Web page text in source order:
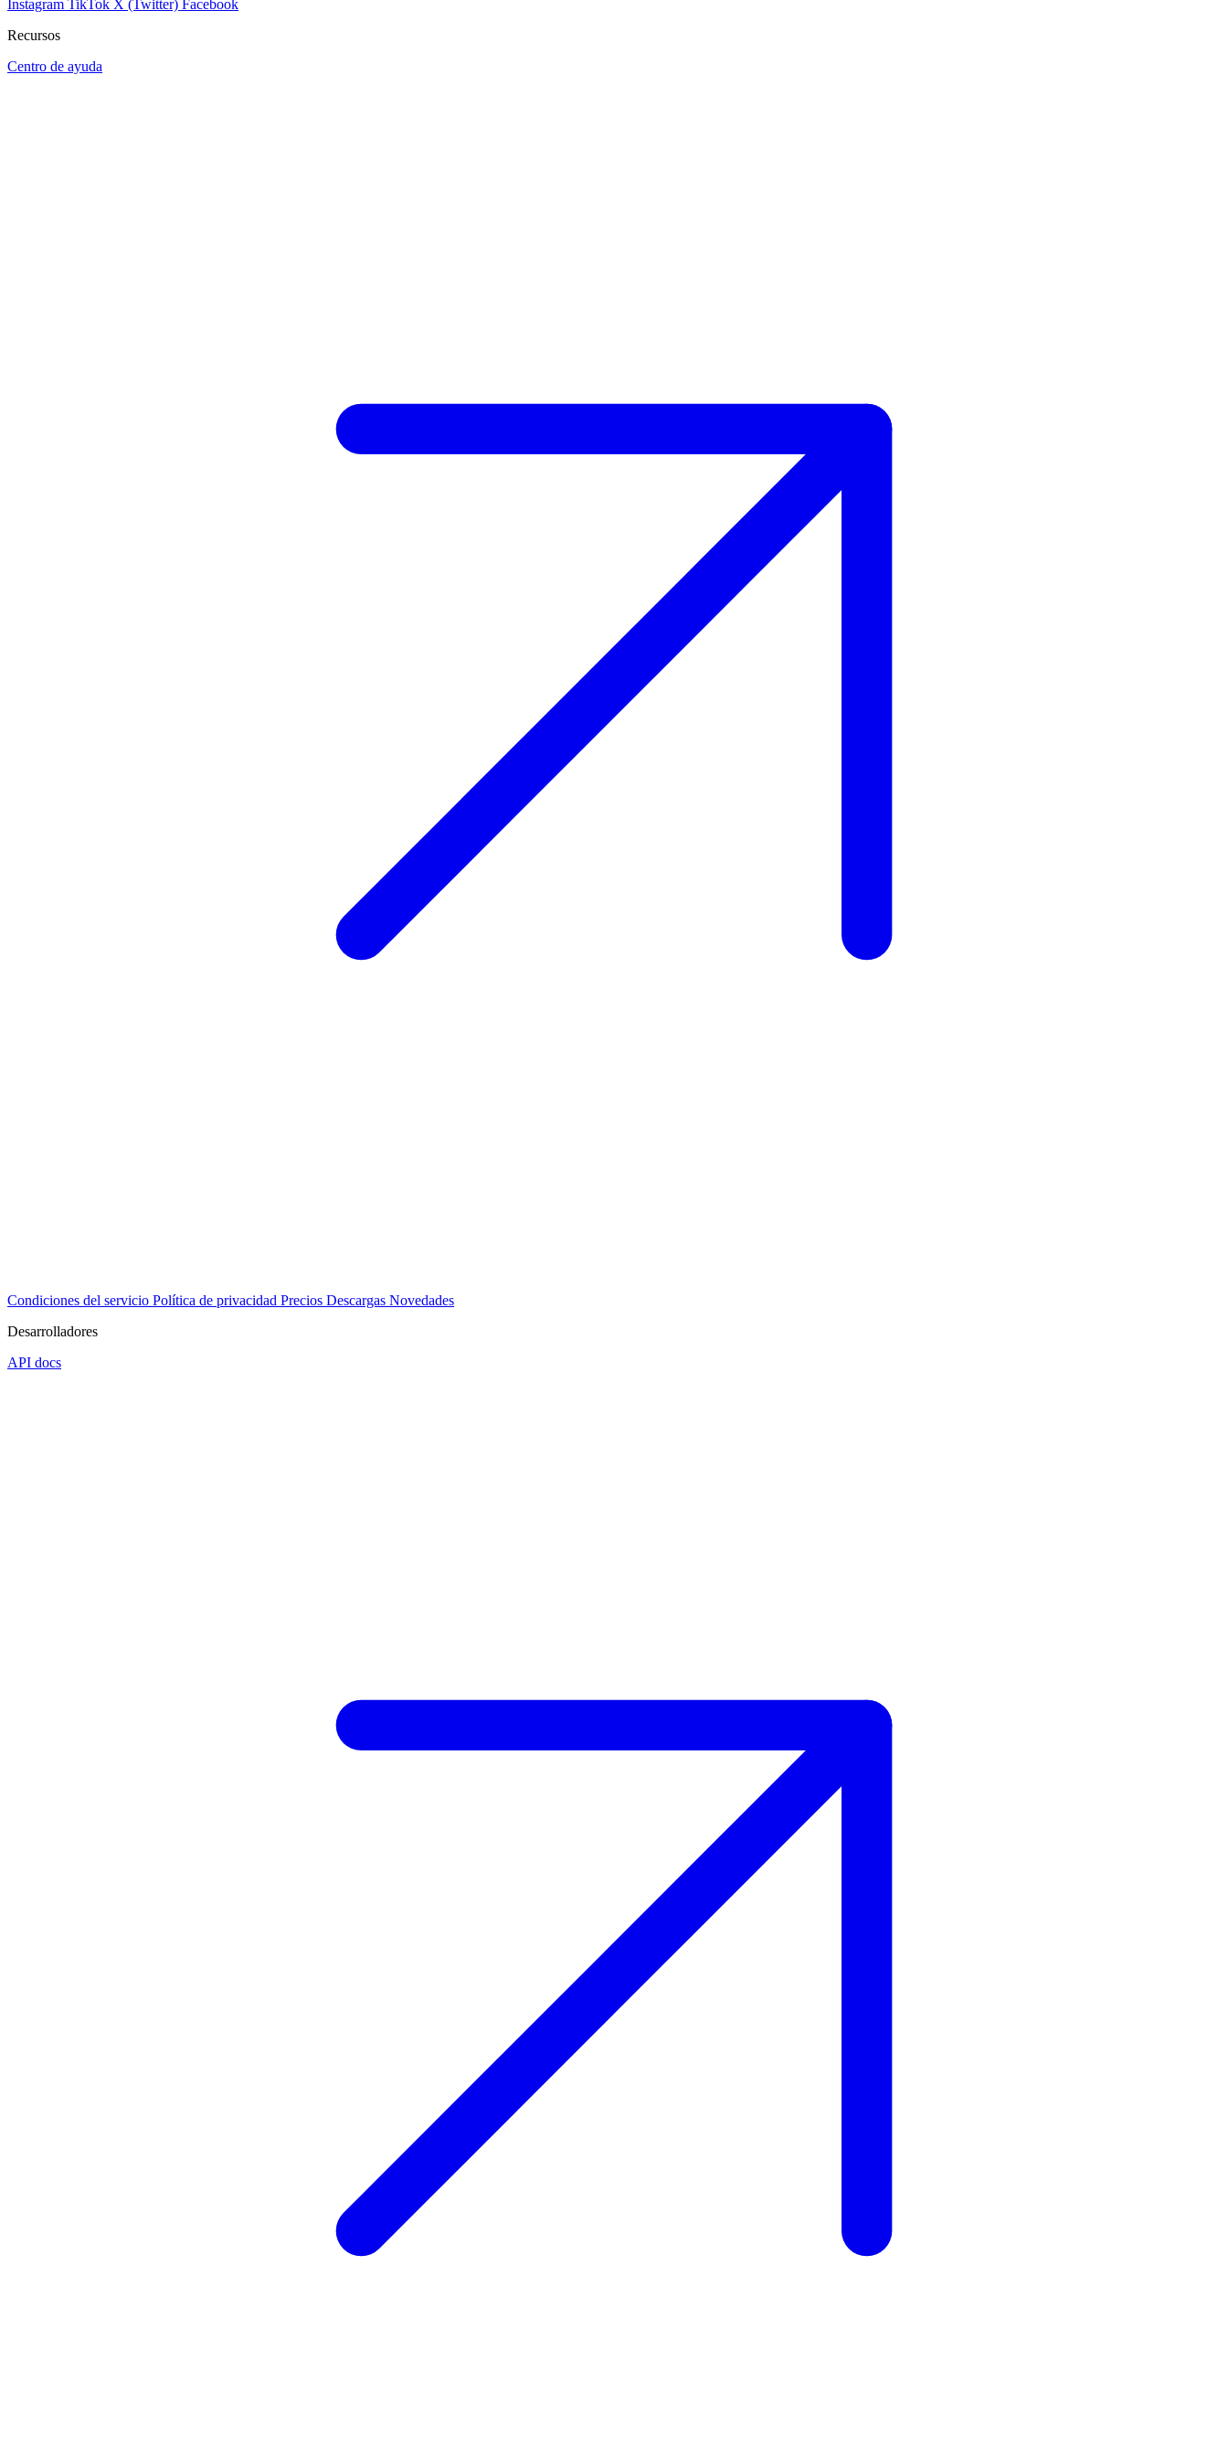
Instagram TikTok X (Twitter) Facebook
Recursos
Centro de ayuda
Condiciones del servicio Política de privacidad Precios Descargas Novedades
Desarrolladores
API docs